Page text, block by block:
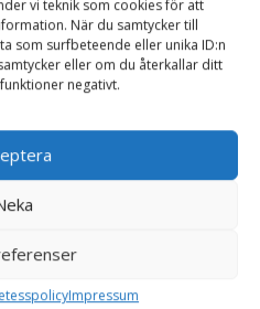
vi teknik som cookies för att
När du samtycker till
som surfbeteende eller unika ID:n
eller om du återkallar ditt
negativt.
Impressum